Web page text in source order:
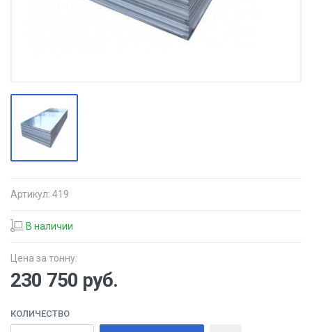
Артикул: 419
В наличии
Цена за тонну:
230 750 руб.
КОЛИЧЕСТВО